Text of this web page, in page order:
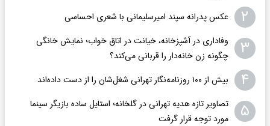
۲ عکس پدرانه سپند امیرسلیمانی با شعری احساسی
۳
وفاداری در آشپزخانه، خیانت در اتاق خواب؛ نمایش خانگی
چگونه زن خانه‌دار را قربانی می‌کند؟
۴ بیش از ۱۰۰ روزنامه‌نگار تهرانی شغل‌شان را از دست داده‌اند
۵
تصاویر تازه هدیه تهرانی در گلخانه؛ استایل ساده بازیگر سینما
مورد توجه قرار گرفت